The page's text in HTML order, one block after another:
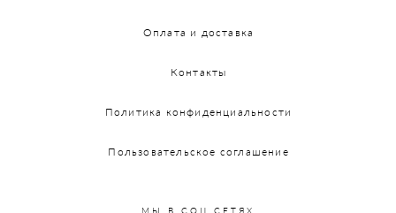
Оплата и доставка
Контакты
Политика конфиденциальности
Пользовательское соглашение
МЫ В СОЦ.СЕТЯХ